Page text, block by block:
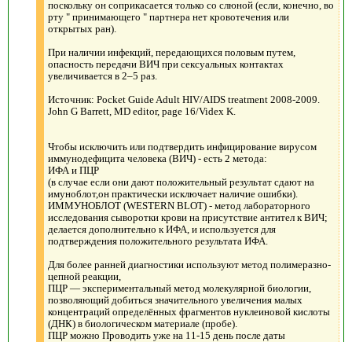
поскольку он соприкасается только со слюной (если, конечно, во
рту " принимающего " партнера нет кровотечения или
открытых ран).
При наличии инфекций, передающихся половым путем,
опасность передачи ВИЧ при сексуальных контактах
увеличивается в 2–5 раз.
Источник: Pocket Guide Adult HIV/AIDS treatment 2008-2009.
John G Barrett, MD editor, page 16/Videx K.
Чтобы исключить или подтвердить инфицирование вирусом
иммунодефицита человека (ВИЧ) - есть 2 метода:
ИФА и ПЦР
(в случае если они дают положительный результат сдают на
имуноблот,он практически исключает наличие ошибки).
ИММУНОБЛОТ (WESTERN BLOT) - метод лабораторного
исследования сыворотки крови на присутствие антител к ВИЧ;
делается дополнительно к ИФА, и используется для
подтверждения положительного результата ИФА.
Для более ранней диагностики используют метод полимеразно-
цепной реакции,
ПЦР — экспериментальный метод молекулярной биологии,
позволяющий добиться значительного увеличения малых
концентраций определённых фрагментов нуклеиновой кислоты
(ДНК) в биологическом материале (пробе).
ПЦР можно Проводить уже на 11-15 день после даты